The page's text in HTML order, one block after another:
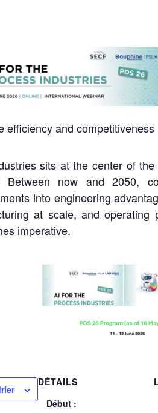
efficiency and competitiveness
sits at the center of
Between now and 2050,
into engineering
at scale, and
imperative.
DÉTAILS
Début :